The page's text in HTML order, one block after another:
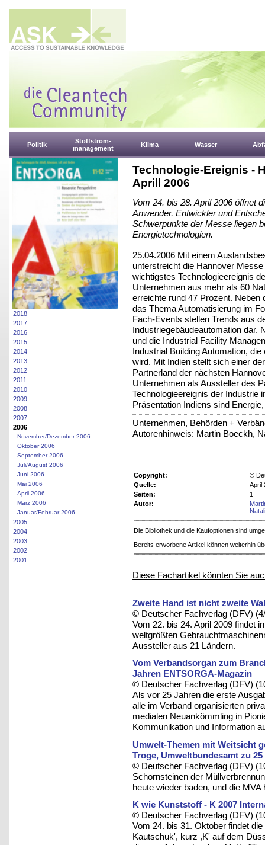
Politik
Stoffstrom-
management
Klima Wasser
2018
2017
2016
2015
2014
2013
2012
2011
2010
2009
2008
2007
2006
November/Dezember 2006
Oktober 2006
September 2006
Juli/August 2006
Juni 2006
Mai 2006
April 2006
März 2006
Januar/Februar 2006
2005
2004
2003
2002
2001
Technologie-Ereignis -
Aprill 2006
Vom 24. bis 28. April 2006 öffnet
Anwender, Entwickler und
Schwerpunkte der Messe liegen
Energietechnologien.
25.04.2006 Mit einem
unterstreicht die Hannover
wichtigstes Technologieereignis
Unternehmen aus mehr als 60
erreichte rund 47 Prozent.
das Thema Automatisierung im
Fach-Events stellen Trends aus
Industriegebäudeautomation dar.
und die Industrial Facility
Industrial Building Automation,
wird. Mit Indien stellt sich einer
Partnerland der nächsten
Unternehmen als Aussteller des
Technologieereignis der Industrie
Präsentation Indiens sind
Unternehmen, Behörden +
Autorenhinweis: Martin Boeckh,
Copyright:
©
Quelle:
April
Seiten:
1
Autor:
Die Bibliothek und die Kaufoptionen sind
Bereits erworbene Artikel können weiterhin
Diese Fachartikel könnten Sie
Zweite Hand ist nicht zweite
© Deutscher Fachverlag (DFV)
Vom 22. bis 24. April 2009 findet
weltgrößten
Aussteller aus 21 Ländern.
Vom Verbandsorgan zum
Jahren ENTSORGA-Magazin
© Deutscher Fachverlag (DFV)
Als vor 25 Jahren die erste
alle im Verband organisierten
medialen Neuankömmling in
Kommunikation und Information
Umwelt-Themen mit Weitsicht
Troge, Umweltbundesamt zu
© Deutscher Fachverlag (DFV)
Schornsteinen der
heute wieder baden, und die
K wie Kunststoff - K 2007
© Deutscher Fachverlag (DFV)
Vom 24. bis 31. Oktober findet
Kautschuk', kurz ,K' auf dem